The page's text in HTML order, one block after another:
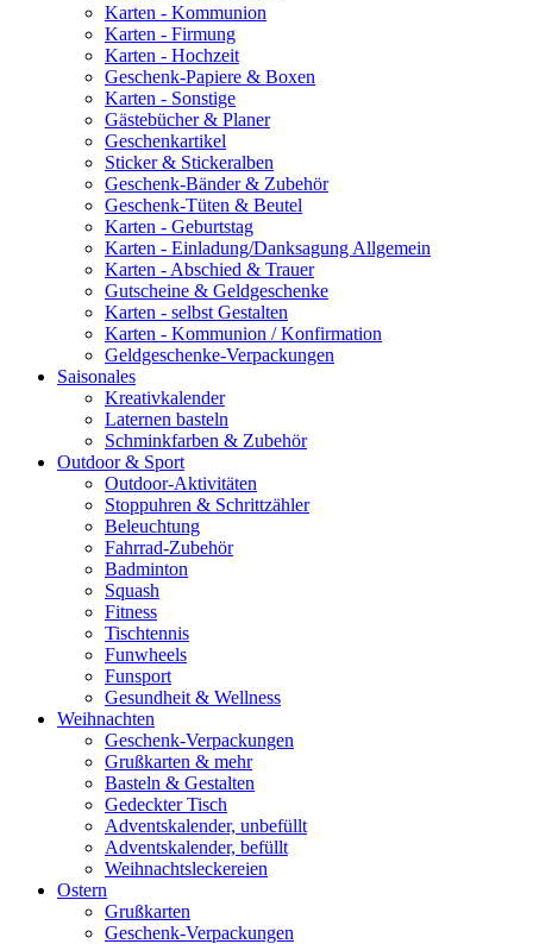
Karten - Kommunion
Karten - Firmung
Karten - Hochzeit
Geschenk-Papiere & Boxen
Karten - Sonstige
Gästebücher & Planer
Geschenkartikel
Sticker & Stickeralben
Geschenk-Bänder & Zubehör
Geschenk-Tüten & Beutel
Karten - Geburtstag
Karten - Einladung/Danksagung Allgemein
Karten - Abschied & Trauer
Gutscheine & Geldgeschenke
Karten - selbst Gestalten
Karten - Kommunion / Konfirmation
Geldgeschenke-Verpackungen
Saisonales
Kreativkalender
Laternen basteln
Schminkfarben & Zubehör
Outdoor & Sport
Outdoor-Aktivitäten
Stoppuhren & Schrittzähler
Beleuchtung
Fahrrad-Zubehör
Badminton
Squash
Fitness
Tischtennis
Funwheels
Funsport
Gesundheit & Wellness
Weihnachten
Geschenk-Verpackungen
Grußkarten & mehr
Basteln & Gestalten
Gedeckter Tisch
Adventskalender, unbefüllt
Adventskalender, befüllt
Weihnachtsleckereien
Ostern
Grußkarten
Geschenk-Verpackungen